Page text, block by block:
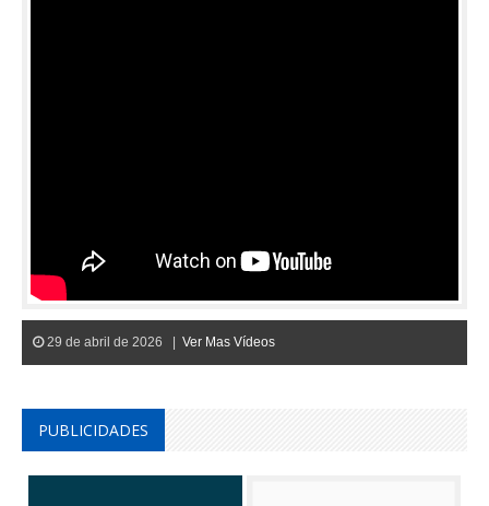
29 de abril de 2026 | Ver Mas Vídeos
PUBLICIDADES